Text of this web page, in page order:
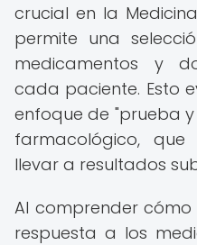
crucial en la
permite una
medicamentos y
cada paciente. Esto
enfoque de "prueba
farmacológico,
llevar a resultados
Al comprender cómo
respuesta a los